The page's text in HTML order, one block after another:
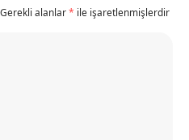
Gerekli alanlar* ile işaretlenmişlerdir